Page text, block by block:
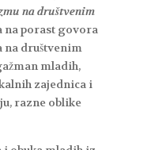
na društvenim
na porast govora
društvenim
mladih,
zajednica i
razne oblike